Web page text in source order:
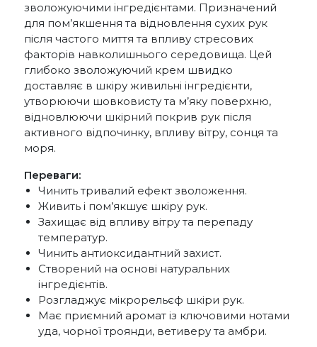
зволожуючими інгредієнтами. Призначений
для пом’якшення та відновлення сухих рук
після частого миття та впливу стресових
факторів навколишнього середовища. Цей
глибоко зволожуючий крем швидко
доставляє в шкіру живильні інгредієнти,
утворюючи шовковисту та м’яку поверхню,
відновлюючи шкірний покрив рук після
активного відпочинку, впливу вітру, сонця та
моря.
Переваги:
Чинить тривалий ефект зволоження.
Живить і пом’якшує шкіру рук.
Захищає від впливу вітру та перепаду
температур.
Чинить антиоксидантний захист.
Створений на основі натуральних
інгредієнтів.
Розгладжує мікрорельєф шкіри рук.
Має приємний аромат із ключовими нотами
уда, чорної троянди, ветиверу та амбри.